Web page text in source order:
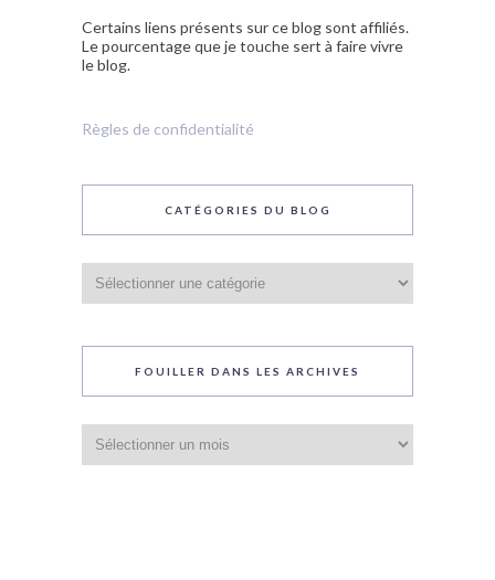
Certains liens présents sur ce blog sont affiliés.
Le pourcentage que je touche sert à faire vivre
le blog.
Règles de confidentialité
CATÉGORIES DU BLOG
du
blog
FOUILLER DANS LES ARCHIVES
dans
les